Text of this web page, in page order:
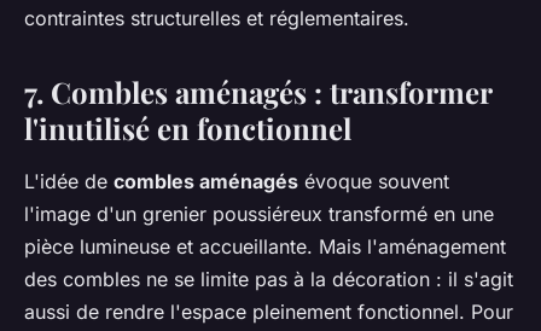
contraintes structurelles et réglementaires.
7. Combles aménagés : transformer
l'inutilisé en fonctionnel
L'idée de combles aménagés évoque souvent
l'image d'un grenier poussiéreux transformé en une
pièce lumineuse et accueillante. Mais l'aménagement
des combles ne se limite pas à la décoration : il s'agit
aussi de rendre l'espace pleinement fonctionnel. Pour